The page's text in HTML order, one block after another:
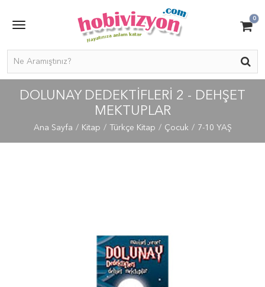
0
DOLUNAY DEDEKTIFLERI 2 - DEHŞET
MEKTUPLAR
Ana Sayfa Kitap Türkçe Kitap Çocuk 7-10 YAŞ